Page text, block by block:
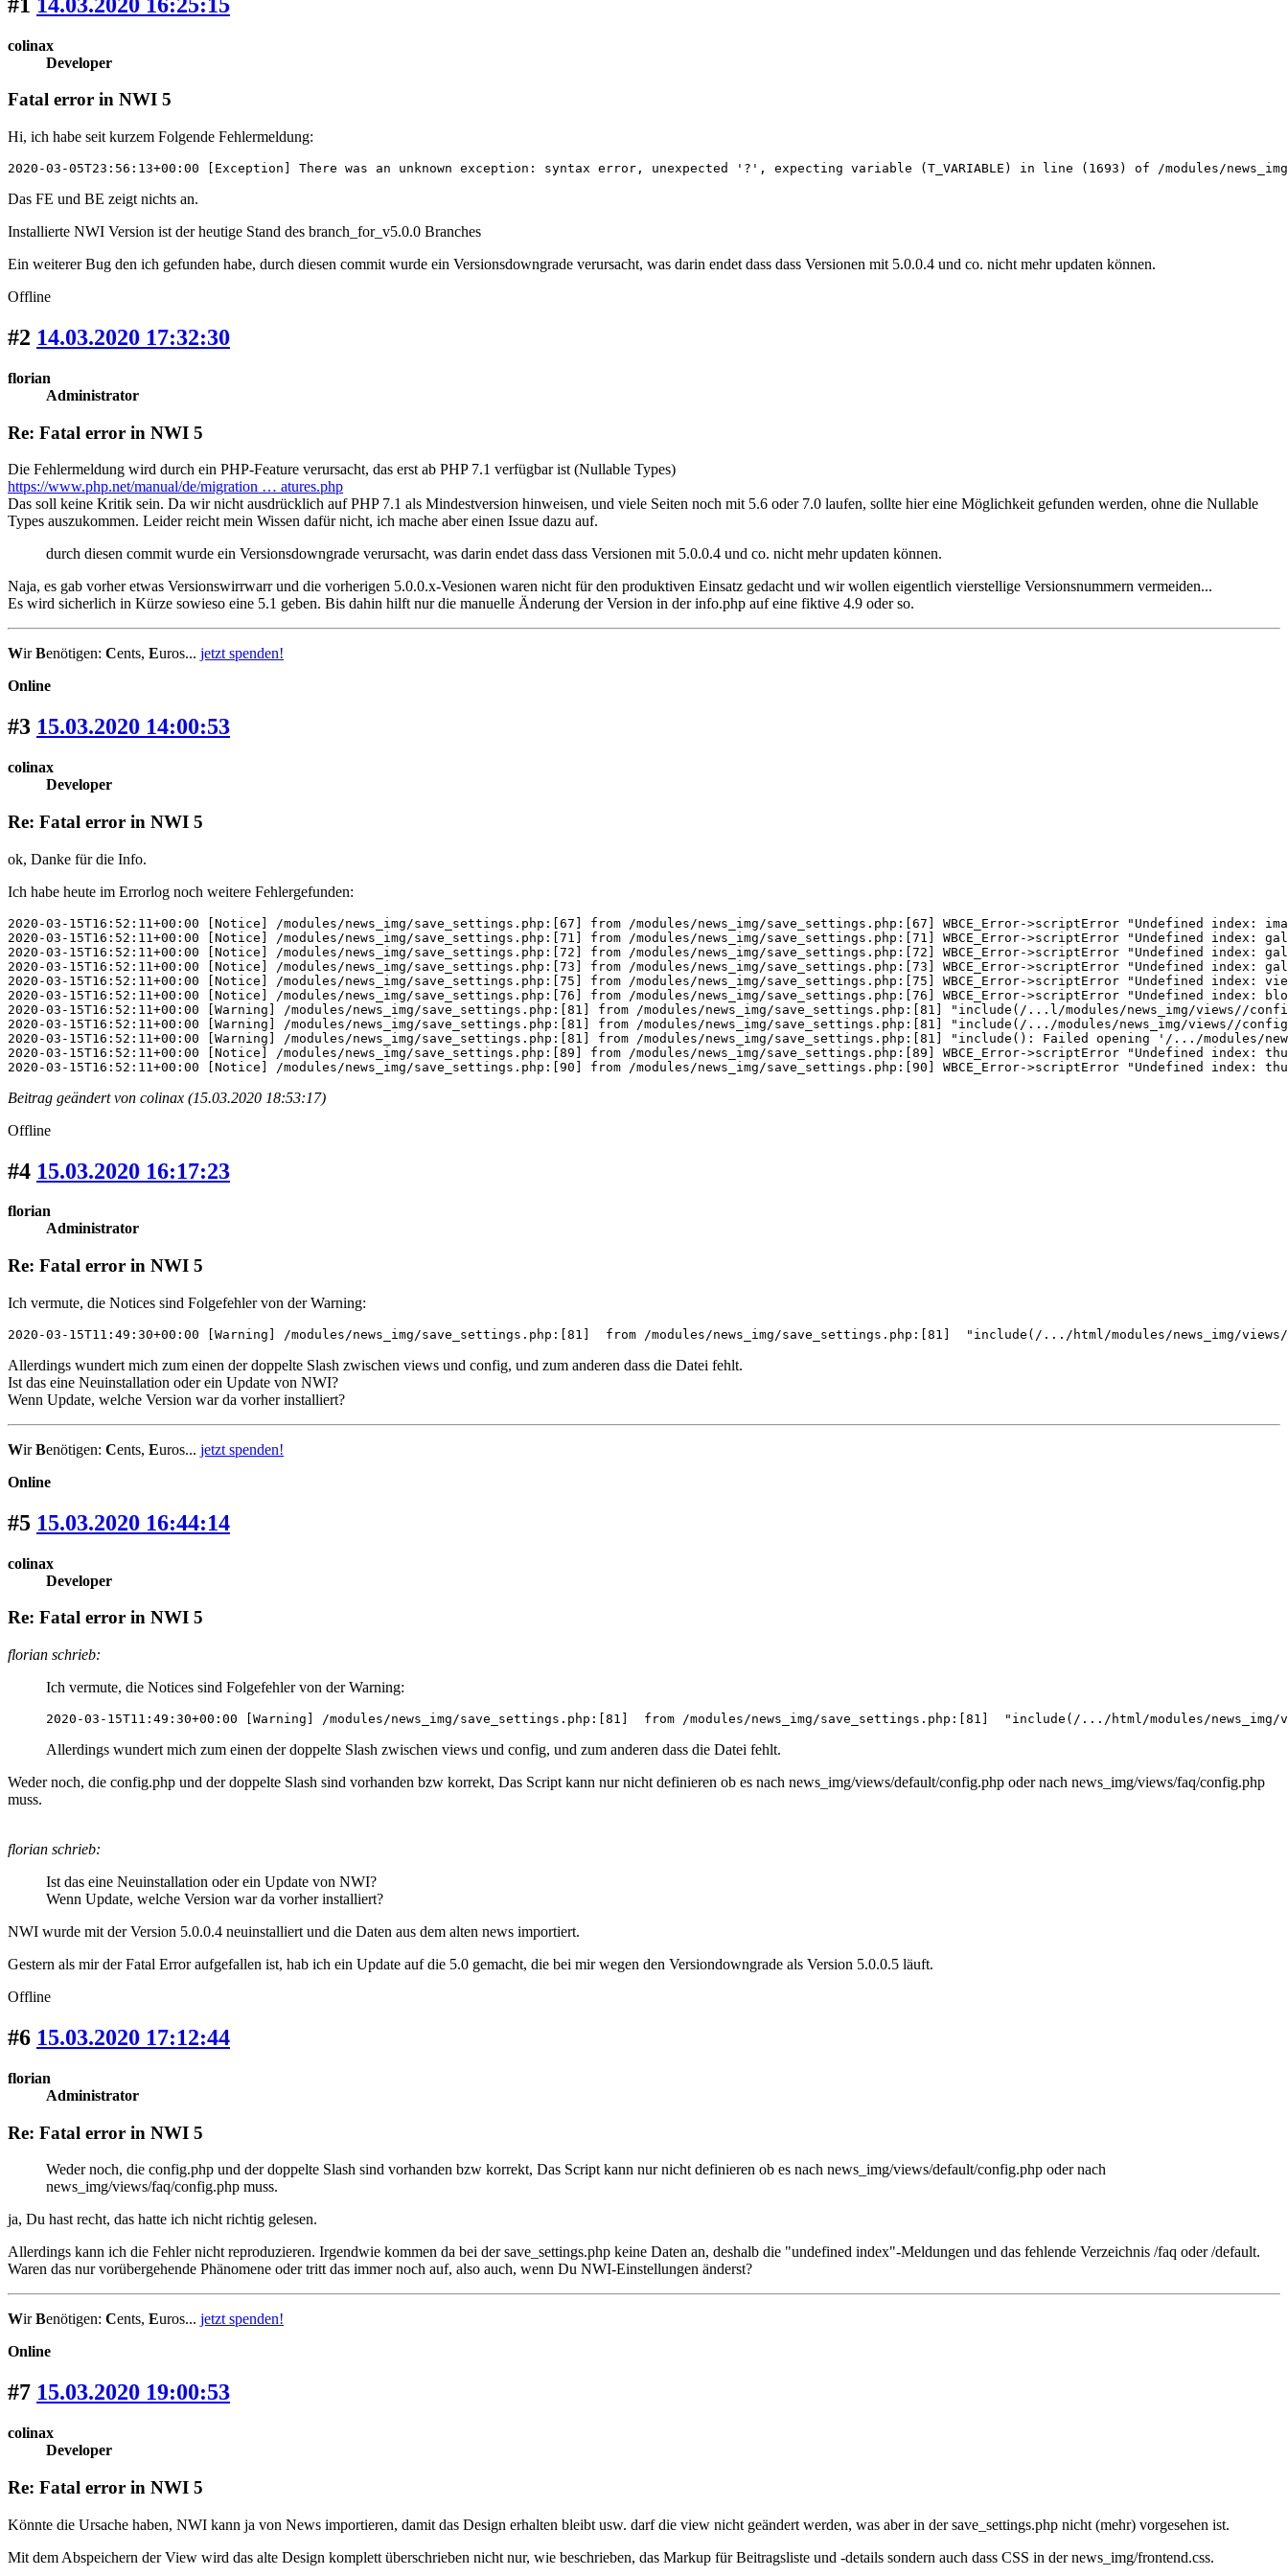
colinax
Developer
Fatal error in NWI 5
Hi, ich habe seit kurzem Folgende Fehlermeldung:
2020-03-05T23:56:13+00:00 [Exception] There was an unknown exception: syntax error, unexpected '?', expecting variable (T_VARIABLE) in line (1693) of /modules/
Das FE und BE zeigt nichts an.
Installierte NWI Version ist der heutige Stand des branch_for_v5.0.0 Branches
Ein weiterer Bug den ich gefunden habe, durch diesen commit wurde ein Versionsdowngrade verursacht, was darin endet dass dass Versionen mit 5.0.0.4 und co. nicht mehr updaten können.
Offline
#2 14.03.2020 17:32:30
florian
Administrator
Re: Fatal error in NWI 5
Die Fehlermeldung wird durch ein PHP-Feature verursacht, das erst ab PHP 7.1 verfügbar ist (Nullable Types)
https://www.php.net/manual/de/migration … atures.php
Das soll keine Kritik sein. Da wir nicht ausdrücklich auf PHP 7.1 als Mindestversion hinweisen, und viele Seiten noch mit 5.6 oder 7.0 laufen, sollte hier eine Möglichkeit gefunden werden, ohne die Nullable
Types auszukommen. Leider reicht mein Wissen dafür nicht, ich mache aber einen Issue dazu auf.
durch diesen commit wurde ein Versionsdowngrade verursacht, was darin endet dass dass Versionen mit 5.0.0.4 und co. nicht mehr updaten können.
Naja, es gab vorher etwas Versionswirrwarr und die vorherigen 5.0.0.x-Vesionen waren nicht für den produktiven Einsatz gedacht und wir wollen eigentlich vierstellige Versionsnummern vermeiden...
Es wird sicherlich in Kürze sowieso eine 5.1 geben. Bis dahin hilft nur die manuelle Änderung der Version in der info.php auf eine fiktive 4.9 oder so.
WirBenötigen: Cents, Euros... jetzt spenden!
Online
#3 15.03.2020 14:00:53
colinax
Developer
Re: Fatal error in NWI 5
ok, Danke für die Info.
Ich habe heute im Errorlog noch weitere Fehlergefunden:
2020-03-15T16:52:11+00:00 [Notice] /modules/news_img/save_settings.php:[67] from /modules/news_img/save_settings.php:[67] WBCE_Error->scriptError "Undefined index:
2020-03-15T16:52:11+00:00 [Notice] /modules/news_img/save_settings.php:[71] from /modules/news_img/save_settings.php:[71] WBCE_Error->scriptError "Undefined index:
2020-03-15T16:52:11+00:00 [Notice] /modules/news_img/save_settings.php:[72] from /modules/news_img/save_settings.php:[72] WBCE_Error->scriptError "Undefined index:
2020-03-15T16:52:11+00:00 [Notice] /modules/news_img/save_settings.php:[73] from /modules/news_img/save_settings.php:[73] WBCE_Error->scriptError "Undefined index:
2020-03-15T16:52:11+00:00 [Notice] /modules/news_img/save_settings.php:[75] from /modules/news_img/save_settings.php:[75] WBCE_Error->scriptError "Undefined index:
2020-03-15T16:52:11+00:00 [Notice] /modules/news_img/save_settings.php:[76] from /modules/news_img/save_settings.php:[76] WBCE_Error->scriptError "Undefined index:
2020-03-15T16:52:11+00:00 [Warning] /modules/news_img/save_settings.php:[81] from /modules/news_img/save_settings.php:[81] "include(/...l/modules/news_img/
2020-03-15T16:52:11+00:00 [Warning] /modules/news_img/save_settings.php:[81] from /modules/news_img/save_settings.php:[81] "include(/.../modules/news_img/
2020-03-15T16:52:11+00:00 [Warning] /modules/news_img/save_settings.php:[81] from /modules/news_img/save_settings.php:[81] "include(): Failed opening '/.../
2020-03-15T16:52:11+00:00 [Notice] /modules/news_img/save_settings.php:[89] from /modules/news_img/save_settings.php:[89] WBCE_Error->scriptError "Undefined index:
2020-03-15T16:52:11+00:00 [Notice] /modules/news_img/save_settings.php:[90] from /modules/news_img/save_settings.php:[90] WBCE_Error->scriptError "Undefined index:
Beitrag geändert von colinax (15.03.2020 18:53:17)
Offline
#4 15.03.2020 16:17:23
florian
Administrator
Re: Fatal error in NWI 5
Ich vermute, die Notices sind Folgefehler von der Warning:
2020-03-15T11:49:30+00:00 [Warning] /modules/news_img/save_settings.php:[81]  from /modules/news_img/save_settings.php:[81]  "include(/.../html/modules/
Allerdings wundert mich zum einen der doppelte Slash zwischen views und config, und zum anderen dass die Datei fehlt.
Ist das eine Neuinstallation oder ein Update von NWI?
Wenn Update, welche Version war da vorher installiert?
WirBenötigen: Cents, Euros... jetzt spenden!
Online
#5 15.03.2020 16:44:14
colinax
Developer
Re: Fatal error in NWI 5
florian schrieb:
Ich vermute, die Notices sind Folgefehler von der Warning:
2020-03-15T11:49:30+00:00 [Warning] /modules/news_img/save_settings.php:[81]  from /modules/news_img/save_settings.php:[81]  "include(/.../html/modules/
Allerdings wundert mich zum einen der doppelte Slash zwischen views und config, und zum anderen dass die Datei fehlt.
Weder noch, die config.php und der doppelte Slash sind vorhanden bzw korrekt, Das Script kann nur nicht definieren ob es nach news_img/views/default/config.php oder nach news_img/views/faq/config.php
muss.
florian schrieb:
Ist das eine Neuinstallation oder ein Update von NWI?
Wenn Update, welche Version war da vorher installiert?
NWI wurde mit der Version 5.0.0.4 neuinstalliert und die Daten aus dem alten news importiert.
Gestern als mir der Fatal Error aufgefallen ist, hab ich ein Update auf die 5.0 gemacht, die bei mir wegen den Versiondowngrade als Version 5.0.0.5 läuft.
Offline
#6 15.03.2020 17:12:44
florian
Administrator
Re: Fatal error in NWI 5
Weder noch, die config.php und der doppelte Slash sind vorhanden bzw korrekt, Das Script kann nur nicht definieren ob es nach news_img/views/default/config.php oder nach
news_img/views/faq/config.php muss.
ja, Du hast recht, das hatte ich nicht richtig gelesen.
Allerdings kann ich die Fehler nicht reproduzieren. Irgendwie kommen da bei der save_settings.php keine Daten an, deshalb die "undefined index"-Meldungen und das fehlende Verzeichnis /faq oder /default.
Waren das nur vorübergehende Phänomene oder tritt das immer noch auf, also auch, wenn Du NWI-Einstellungen änderst?
WirBenötigen: Cents, Euros... jetzt spenden!
Online
#7 15.03.2020 19:00:53
colinax
Developer
Re: Fatal error in NWI 5
Könnte die Ursache haben, NWI kann ja von News importieren, damit das Design erhalten bleibt usw. darf die view nicht geändert werden, was aber in der save_settings.php nicht (mehr) vorgesehen ist.
Mit dem Abspeichern der View wird das alte Design komplett überschrieben nicht nur, wie beschrieben, das Markup für Beitragsliste und -details sondern auch dass CSS in der news_img/frontend.css.